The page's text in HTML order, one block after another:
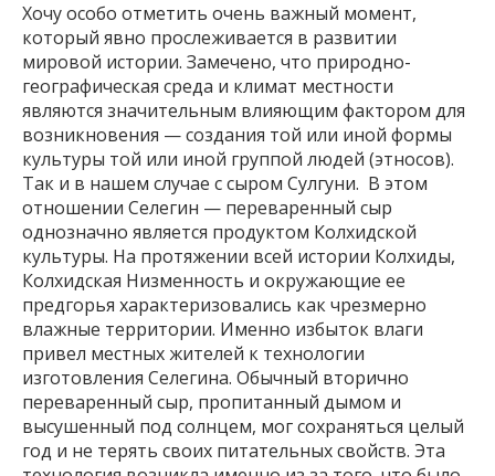
Хочу особо отметить очень важный момент,
который явно прослеживается в развитии
мировой истории. Замечено, что природно-
географическая среда и климат местности
являются значительным влияющим фактором для
возникновения — создания той или иной формы
культуры той или иной группой людей (этносов).
Так и в нашем случае с сыром Сулгуни. В этом
отношении Селегин — переваренный сыр
однозначно является продуктом Колхидской
культуры. На протяжении всей истории Колхиды,
Колхидская Низменность и окружающие ее
предгорья характеризовались как чрезмерно
влажные территории. Именно избыток влаги
привел местных жителей к технологии
изготовления Селегина. Обычный вторично
переваренный сыр, пропитанный дымом и
высушенный под солнцем, мог сохраняться целый
год и не терять своих питательных свойств. Эта